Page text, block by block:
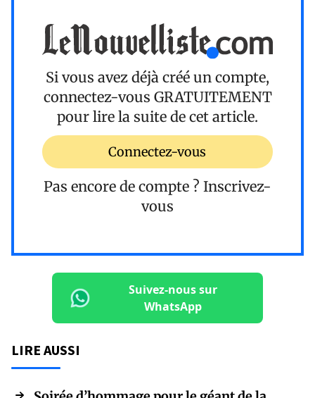
Si vous avez déjà créé un compte,
connectez-vous GRATUITEMENT
pour lire la suite de cet article.
Connectez-vous
Pas encore de compte ? Inscrivez-
vous
Suivez-nous sur
WhatsApp
LIRE AUSSI